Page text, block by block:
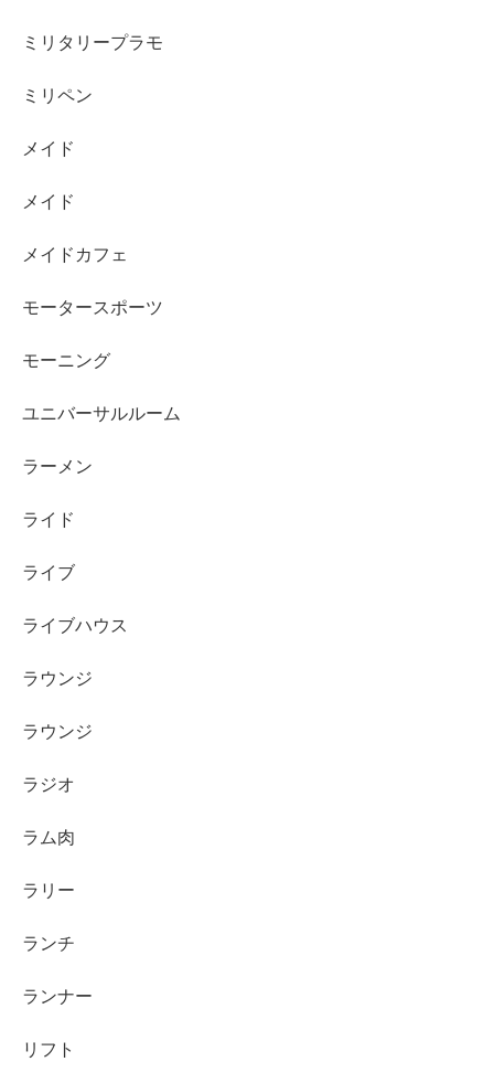
ミリタリープラモ
ミリペン
メイド
メイド
メイドカフェ
モータースポーツ
モーニング
ユニバーサルルーム
ラーメン
ライド
ライブ
ライブハウス
ラウンジ
ラウンジ
ラジオ
ラム肉
ラリー
ランチ
ランナー
リフト